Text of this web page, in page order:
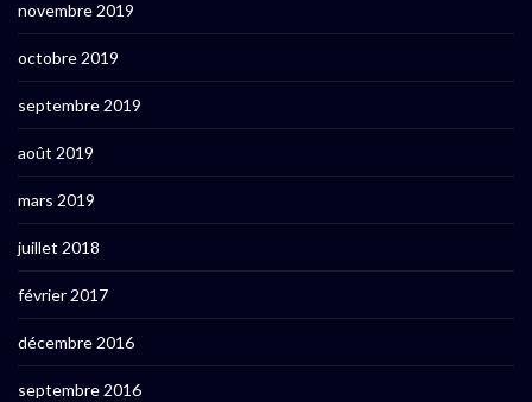
novembre 2019
octobre 2019
septembre 2019
août 2019
mars 2019
juillet 2018
février 2017
décembre 2016
septembre 2016